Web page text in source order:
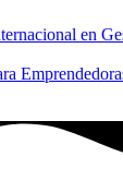
en